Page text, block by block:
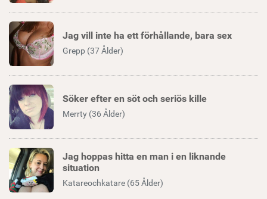
Jag vill inte ha ett förhållande, bara sex
Grepp (37 Ålder)
Söker efter en söt och seriös kille
Merrty (36 Ålder)
Jag hoppas hitta en man i en liknande
situation
Katareochkatare (65 Ålder)